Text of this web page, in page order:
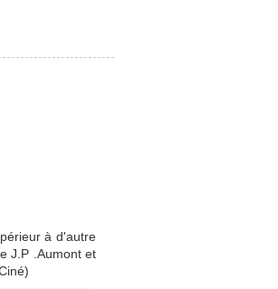
à d'autre
J.P .Aumont et